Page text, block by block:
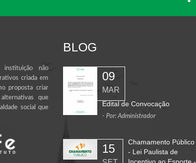
não
criada em
proposta criar
que
social que
BLOG
09
MAR
Edital de Convocação
- Por: Administrador
15
Chamamento Público
- Lei Paulista de